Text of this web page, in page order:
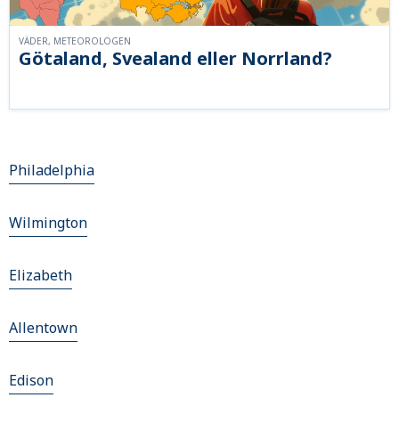
Götaland, Svealand eller Norrland?
VÄDER, METEOROLOGEN
Philadelphia
Wilmington
Elizabeth
Allentown
Edison